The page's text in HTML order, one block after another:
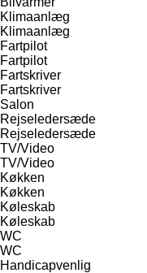
Klimaanlæg
Klimaanlæg
Fartpilot
Fartpilot
Fartskriver
Fartskriver
Salon
Rejseledersæde
Rejseledersæde
TV/Video
TV/Video
Køkken
Køkken
Køleskab
Køleskab
WC
WC
Handicapvenlig